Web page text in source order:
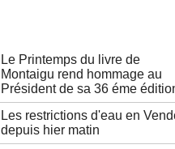
Le Printemps du livre de
Montaigu rend hommage au
Président de sa 36 éme
Les restrictions d'eau en
depuis hier matin